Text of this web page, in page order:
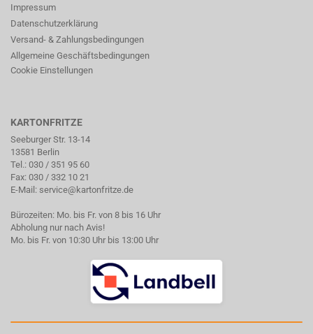
Impressum
Datenschutzerklärung
Versand- & Zahlungsbedingungen
Allgemeine Geschäftsbedingungen
Cookie Einstellungen
KARTONFRITZE
Seeburger Str. 13-14
13581 Berlin
Tel.: 030 / 351 95 60
Fax: 030 / 332 10 21
E-Mail: service@kartonfritze.de
Bürozeiten: Mo. bis Fr. von 8 bis 16 Uhr
Abholung nur nach Avis!
Mo. bis Fr. von 10:30 Uhr bis 13:00 Uhr